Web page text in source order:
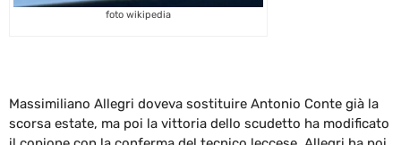
foto wikipedia
Massimiliano Allegri doveva sostituire Antonio Conte già la
scorsa estate, ma poi la vittoria dello scudetto ha modificato